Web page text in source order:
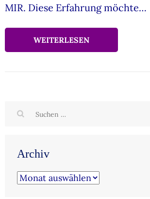
MIR. Diese Erfahrung möchte…
WEITERLESEN
Suchen
Archiv
Archiv